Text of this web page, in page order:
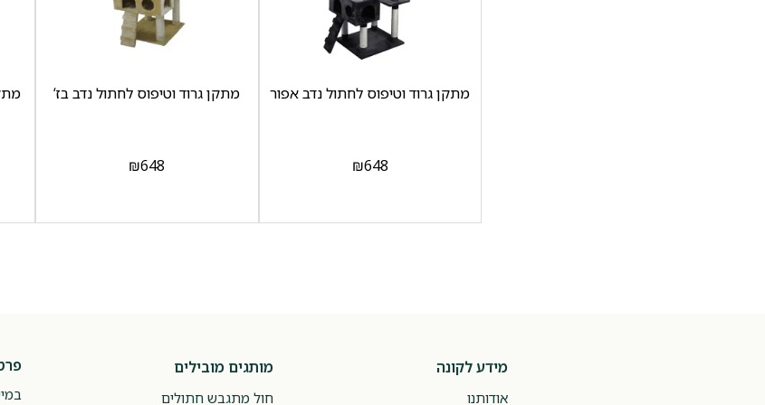
מתקן גרוד וטיפוס לחתול נדב אפור
₪648
מתקן גרוד וטיפוס לחתול נדב בז‘
₪648
מידע לקונה
אודותנו
מותגים מובילים
חול מתגבש חתולים